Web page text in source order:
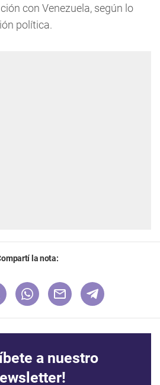
con Venezuela, según lo
política.
la nota:
a nuestro